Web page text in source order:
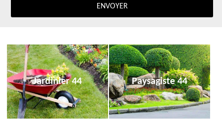
Jardinier 44 Paysagiste 44